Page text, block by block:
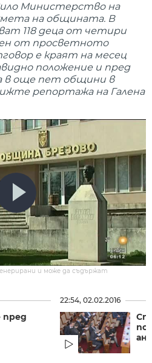
Министерство на
на общината. В
118 деца от четири
от просветното
е краят на месец
положение и пред
в още пет общини в
репортажа на Галена
и може да съдържат
пред
22:54, 02.02.2016
по